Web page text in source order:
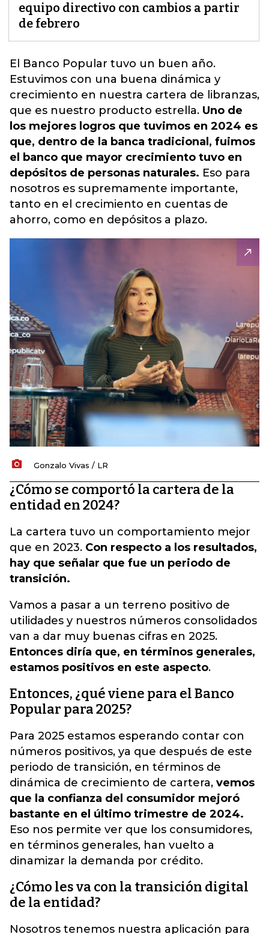
equipo directivo con cambios a partir
de febrero
El Banco Popular tuvo un buen año.
Estuvimos con una buena dinámica y
crecimiento en nuestra cartera de libranzas,
que es nuestro producto estrella. Uno de
los mejores logros que tuvimos en 2024 es
que, dentro de la banca tradicional, fuimos
el banco que mayor crecimiento tuvo en
depósitos de personas naturales. Eso para
nosotros es supremamente importante,
tanto en el crecimiento en cuentas de
ahorro, como en depósitos a plazo.
Gonzalo Vivas / LR
¿Cómo se comportó la cartera de la
entidad en 2024?
La cartera tuvo un comportamiento mejor
que en 2023. Con respecto a los resultados,
hay que señalar que fue un periodo de
transición.
Vamos a pasar a un terreno positivo de
utilidades y nuestros números consolidados
van a dar muy buenas cifras en 2025.
Entonces diría que, en términos generales,
estamos positivos en este aspecto.
Entonces, ¿qué viene para el Banco
Popular para 2025?
Para 2025 estamos esperando contar con
números positivos, ya que después de este
periodo de transición, en términos de
dinámica de crecimiento de cartera, vemos
que la confianza del consumidor mejoró
bastante en el último trimestre de 2024.
Eso nos permite ver que los consumidores,
en términos generales, han vuelto a
dinamizar la demanda por crédito.
¿Cómo les va con la transición digital
de la entidad?
Nosotros tenemos nuestra aplicación para